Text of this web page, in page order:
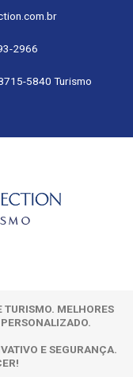
2966
5840 Turismo
MELHORES
E SEGURANÇA.